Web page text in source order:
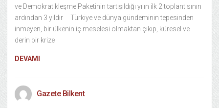
ve Demokratikleşme Paketinin tartışıldığı yılın ilk 2 toplantısının
ardından 3 yıldır Türkiye ve dünya gündeminin tepesinden
inmeyen, bir ülkenin iç meselesi olmaktan çıkıp, küresel ve
derin bir krize
DEVAMI
Gazete Bilkent